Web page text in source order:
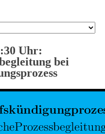
Uhr:
bei